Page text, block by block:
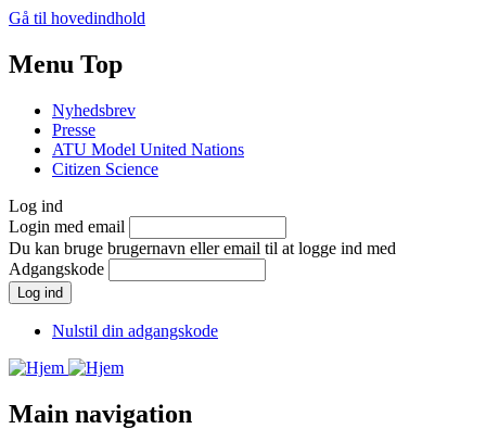
Gå til hovedindhold
Menu Top
Nyhedsbrev
Presse
ATU Model United Nations
Citizen Science
Log ind
Login med email
Du kan bruge brugernavn eller email til at logge ind med
Adgangskode
Nulstil din adgangskode
Main navigation